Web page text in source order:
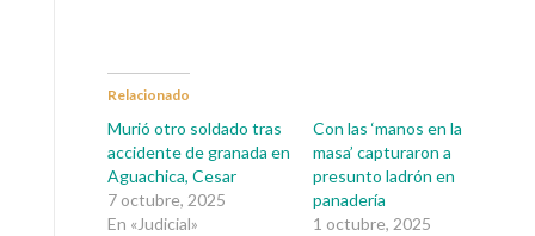
Relacionado
Murió otro soldado tras
accidente de granada en
Aguachica, Cesar
7 octubre, 2025
En «Judicial»
Con las ‘manos en la
masa’ capturaron a
presunto ladrón en
panadería
1 octubre, 2025